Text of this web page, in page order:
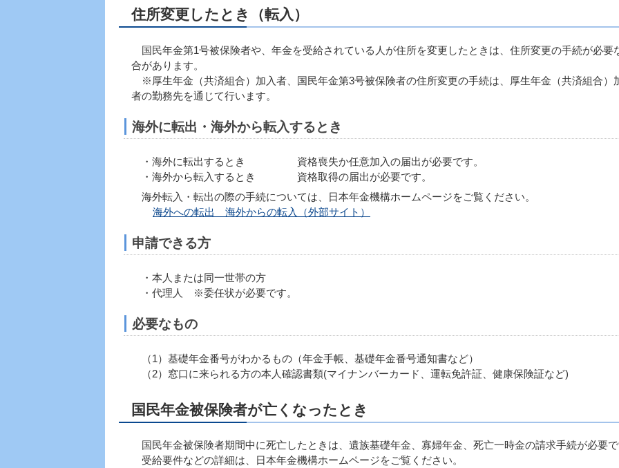
住所変更したとき（転入）
国民年金第1号被保険者や、年金を受給されている人が住所を変更したときは、住所変更の手続が必要
合があります。
※厚生年金（共済組合）加入者、国民年金第3号被保険者の住所変更の手続は、厚生年金（共済組合）
者の勤務先を通じて行います。
海外に転出・海外から転入するとき
・海外に転出するとき 資格喪失か任意加入の届出が必要です。
・海外から転入するとき 資格取得の届出が必要です。
海外転入・転出の際の手続については、日本年金機構ホームページをご覧ください。
海外への転出 海外からの転入（外部サイト）
申請できる方
・本人または同一世帯の方
・代理人 ※委任状が必要です。
必要なもの
（1）基礎年金番号がわかるもの（年金手帳、基礎年金番号通知書など）
（2）窓口に来られる方の本人確認書類(マイナンバーカード、運転免許証、健康保険証など)
国民年金被保険者が亡くなったとき
国民年金被保険者期間中に死亡したときは、遺族基礎年金、寡婦年金、死亡一時金の請求手続が必要で
受給要件などの詳細は、日本年金機構ホームページをご覧ください。